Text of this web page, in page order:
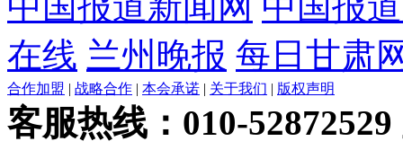
在线 兰州晚报 每日甘肃
合作加盟 | 战略合作 | 本会承诺 | 关于我们 | 版权声明
客服热线：010-